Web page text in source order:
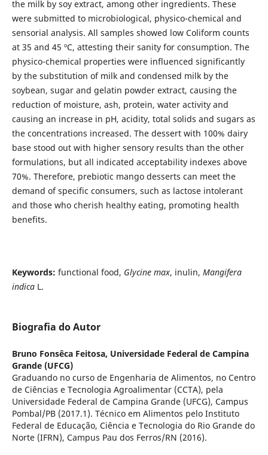
the milk by soy extract, among other ingredients. These
were submitted to microbiological, physico-chemical and
sensorial analysis. All samples showed low Coliform counts
at 35 and 45 ºC, attesting their sanity for consumption. The
physico-chemical properties were influenced significantly
by the substitution of milk and condensed milk by the
soybean, sugar and gelatin powder extract, causing the
reduction of moisture, ash, protein, water activity and
causing an increase in pH, acidity, total solids and sugars as
the concentrations increased. The dessert with 100% dairy
base stood out with higher sensory results than the other
formulations, but all indicated acceptability indexes above
70%. Therefore, prebiotic mango desserts can meet the
demand of specific consumers, such as lactose intolerant
and those who cherish healthy eating, promoting health
benefits.
Keywords: functional food, Glycine max, inulin, Mangifera
indicaL.
Biografia do Autor
Bruno Fonsêca Feitosa, Universidade Federal de Campina
Grande (UFCG)
Graduando no curso de Engenharia de Alimentos, no Centro
de Ciências e Tecnologia Agroalimentar (CCTA), pela
Universidade Federal de Campina Grande (UFCG), Campus
Pombal/PB (2017.1). Técnico em Alimentos pelo Instituto
Federal de Educação, Ciência e Tecnologia do Rio Grande do
Norte (IFRN), Campus Pau dos Ferros/RN (2016).